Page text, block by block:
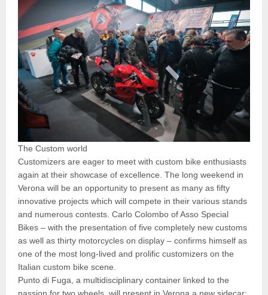
The Custom world
Customizers are eager to meet with custom bike enthusiasts
again at their showcase of excellence. The long weekend in
Verona will be an opportunity to present as many as fifty
innovative projects which will compete in their various stands
and numerous contests. Carlo Colombo of Asso Special
Bikes – with the presentation of five completely new customs
as well as thirty motorcycles on display – confirms himself as
one of the most long-lived and prolific customizers on the
Italian custom bike scene.
Punto di Fuga, a multidisciplinary container linked to the